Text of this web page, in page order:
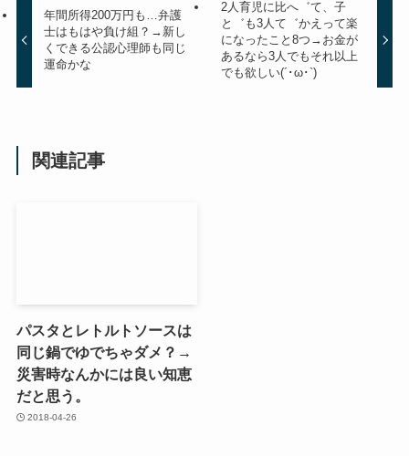
年間所得200万円も…弁護
士はもはや負け組？→新し
くできる公認心理師も同じ
運命かな
2人育児に比へ゛て、子
と゛も3人て゛かえって楽
になったこと8つ→お金が
あるなら3人でもそれ以上
でも欲しい(´･ω･`)
関連記事
パスタとレトルトソースは
同じ鍋でゆでちゃダメ？→
災害時なんかには良い知恵
だと思う。
2018-04-26